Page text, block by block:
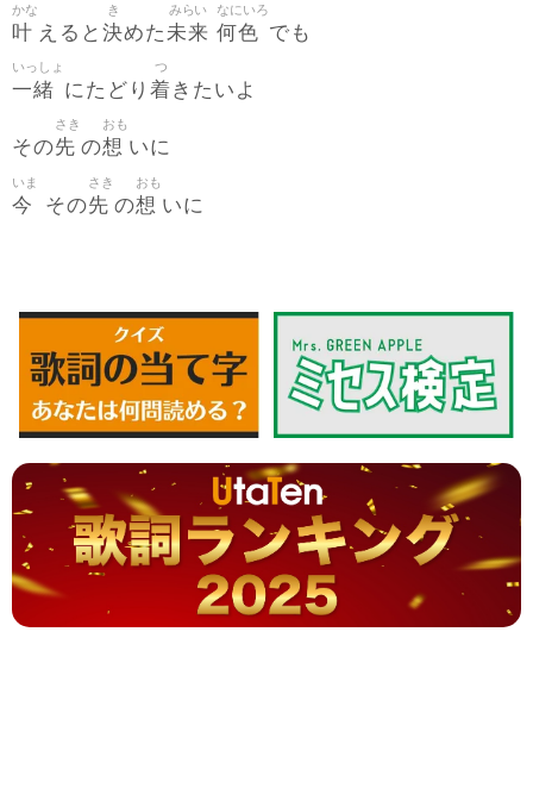
叶
かな
えると 決
き
めた 未来
みらい
何色
なにいろ
でも
一緒
いっしょ
にたどり 着
つ
きたいよ
その先
さき
の想
おも
いに
今
いま
その先
さき
の想
おも
いに